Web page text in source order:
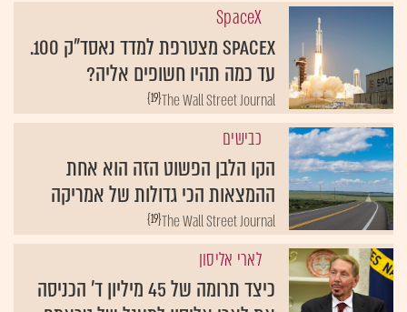
SpaceX
SpaceX מצטרפת למדד נאסד"ק 100.
עד כמה תהיו חשופים אליה?
{19}The Wall Street Journal
כבישים
הקו הלבן הפשוט הזה הוא אחת
ההמצאות הכי גדולות של אמריקה
{19}The Wall Street Journal
לארי אליסון
כיצד תרומה של 45 מיליון ד' הכניסה